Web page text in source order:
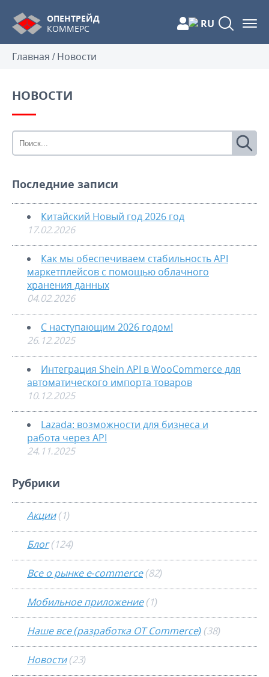
ОПЕНТРЕЙД
КОММЕРС
RU
Главная /Новости
НОВОСТИ
Последние записи
Китайский Новый год 2026 год
17.02.2026
Как мы обеспечиваем стабильность API
маркетплейсов с помощью облачного
хранения данных
04.02.2026
С наступающим 2026 годом!
26.12.2025
Интеграция Shein API в WooCommerce для
автоматического импорта товаров
10.12.2025
Lazada: возможности для бизнеса и
работа через API
24.11.2025
Рубрики
Акции(1)
Блог(124)
Все о рынке e-commerce(82)
Мобильное приложение(1)
Наше все (разработка OT Commerce) (38)
Новости(23)